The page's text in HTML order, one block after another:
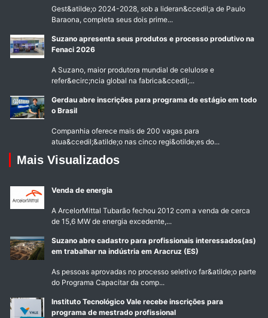
Gest&atilde;o 2024-2028, sob a lideran&ccedil;a de Paulo
Baraona, completa seus dois prime...
Suzano apresenta seus produtos e processo produtivo na
Fenaci 2026
A Suzano, maior produtora mundial de celulose e
refer&ecirc;ncia global na fabrica&ccedil;...
Gerdau abre inscrições para programa de estágio em todo
o Brasil
Companhia oferece mais de 200 vagas para
atua&ccedil;&atilde;o nas cinco regi&otilde;es do...
Mais Visualizados
Venda de energia
A ArcelorMittal Tubarão fechou 2012 com a venda de cerca
de 15,6 MW de energia excedente,...
Suzano abre cadastro para profissionais interessados(as)
em trabalhar na indústria em Aracruz (ES)
As pessoas aprovadas no processo seletivo far&atilde;o parte
do Programa Capacitar da comp...
Instituto Tecnológico Vale recebe inscrições para
programa de mestrado profissional